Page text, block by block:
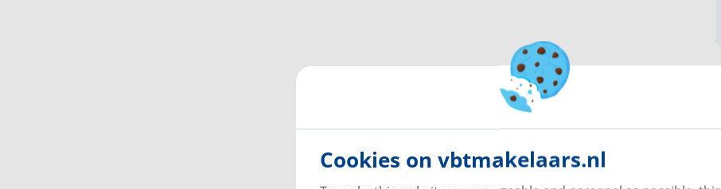
Aan de achterzijde van het gebouw bevindt zich een parkeerterrein met toegang tot de hoofdingang.
Ook via de Wethouder Van Wellaan kunt u het centrale trappenhuis betreden. Dankzij de ligging is
Cookies on vbtmakelaars.nl